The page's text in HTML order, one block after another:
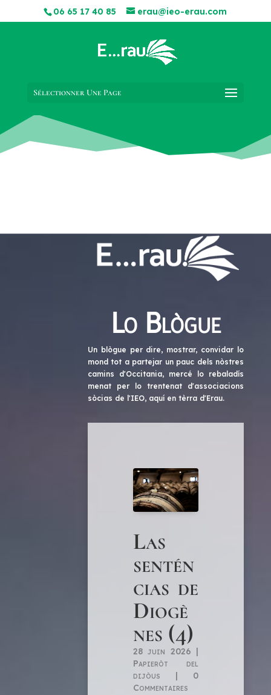
06 65 17 40 85 erau@ieo-erau.com
Sélectionner Une Page
Lo Blògue
Un blògue per dire, mostrar, convidar lo
mond tot a partejar un pauc dels nòstres
camins d'Occitania, mercé lo rebaladís
menat per lo trentenat d'associacions
sòcias de l'IEO, aquí en tèrra d'Erau.
Las
sentén
cias de
Diogè
nes (4)
28 juin 2026 |
Papieròt del
dijòus | 0
Commentaires